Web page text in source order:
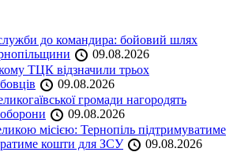
до командира: бойовий шлях
09.08.2026
ТЦК відзначили трьох
09.08.2026
громади нагородять
09.08.2026
місією: Тернопіль підтримуватиме
кошти для ЗСУ
09.08.2026